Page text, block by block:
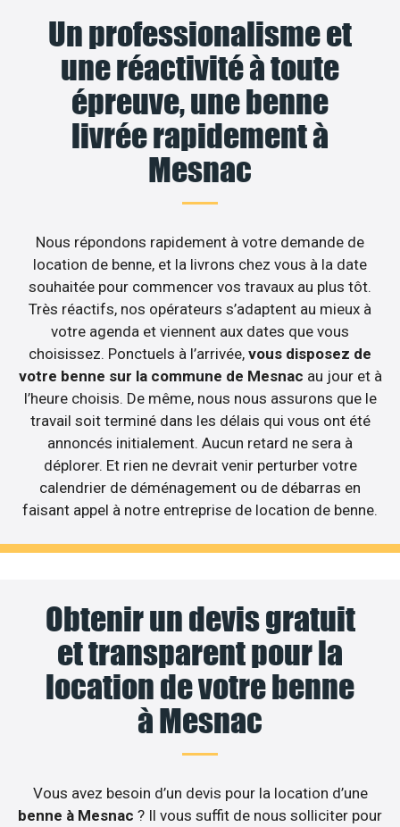
Un professionalisme et
une réactivité à toute
épreuve, une benne
livrée rapidement à
Mesnac
Nous répondons rapidement à votre demande de
location de benne, et la livrons chez vous à la date
souhaitée pour commencer vos travaux au plus tôt.
Très réactifs, nos opérateurs s’adaptent au mieux à
votre agenda et viennent aux dates que vous
choisissez. Ponctuels à l’arrivée, vous disposez de
votre benne sur la commune de Mesnac au jour et à
l’heure choisis. De même, nous nous assurons que le
travail soit terminé dans les délais qui vous ont été
annoncés initialement. Aucun retard ne sera à
déplorer. Et rien ne devrait venir perturber votre
calendrier de déménagement ou de débarras en
faisant appel à notre entreprise de location de benne.
Obtenir un devis gratuit
et transparent pour la
location de votre benne
à Mesnac
Vous avez besoin d’un devis pour la location d’une
benne à Mesnac ? Il vous suffit de nous solliciter pour